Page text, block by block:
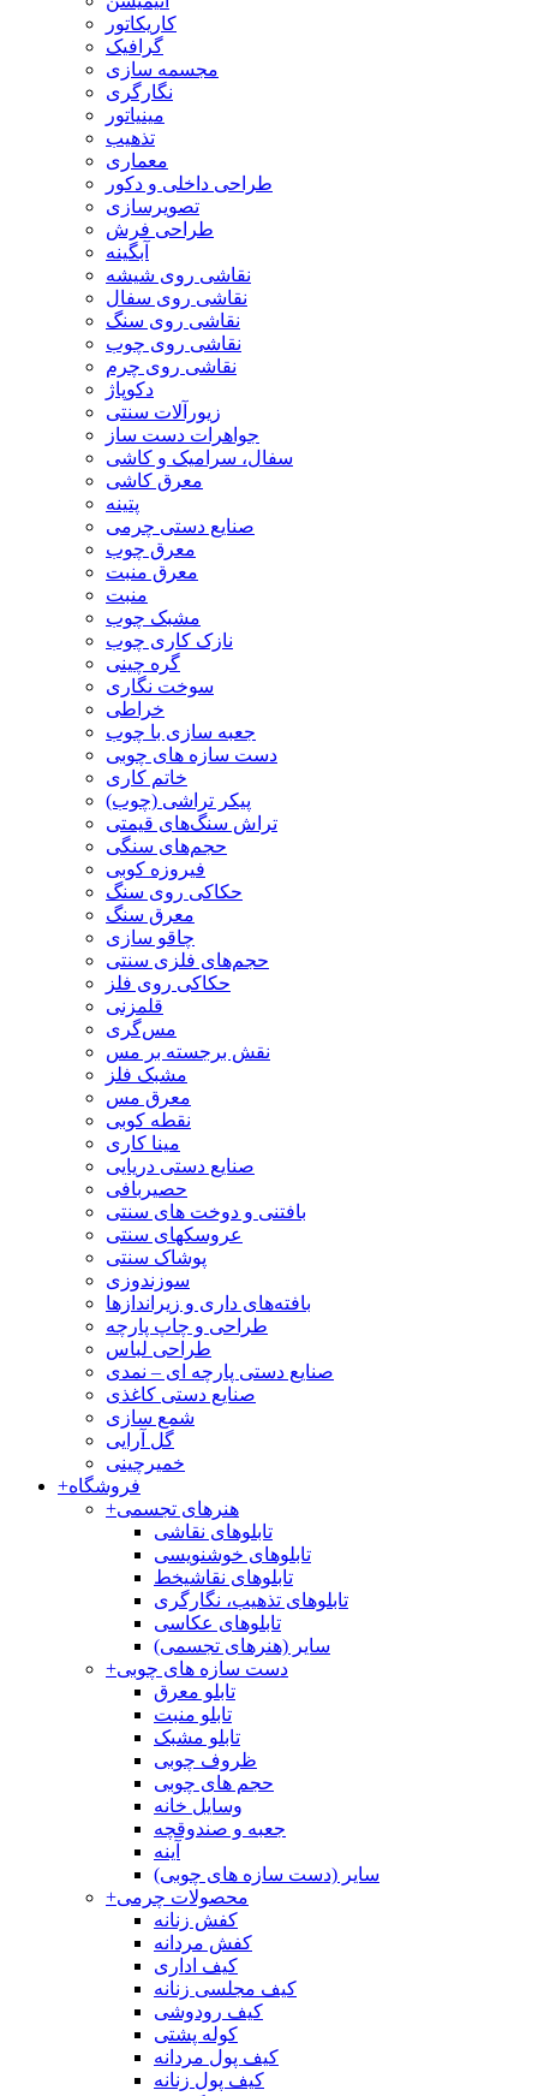
کاریکاتور
گرافیک
مجسمه سازی
نگارگری
مینیاتور
تذهیب
معماری
طراحی داخلی و دکور
تصویرسازی
طراحی فرش
آبگینه
نقاشی روی شیشه
نقاشی روی سفال
نقاشی روی سنگ
نقاشی روی چوب
نقاشی روی چرم
دکوپاژ
زیورآلات سنتی
جواهرات دست ساز
سفال، سرامیک و کاشی
معرق کاشی
پتینه
صنایع دستی چرمی
معرق چوب
معرق منبت
منبت
مشبک چوب
نازک کاری چوب
گره چینی
سوخت نگاری
خراطی
جعبه سازی با چوب
دست سازه های چوبی
خاتم کاری
پیکر تراشی (چوب)
تراش سنگ‌های قیمتی
حجم‌های سنگی
فیروزه کوبی
حکاکی روی سنگ
معرق سنگ
چاقو سازی
حجم‌های فلزی سنتی
حکاکی روی فلز
قلمزنی
مس‌گری
نقش برجسته بر مس
مشبک فلز
معرق مس
نقطه کوبی
مینا کاری
صنایع دستی دریایی
حصیربافی
بافتنی‌ و دوخت های سنتی
عروسکهای سنتی
پوشاک سنتی
سوزندوزی
بافته‌های داری و زیراندازها
طراحی و چاپ پارچه
طراحی لباس
صنایع دستی پارچه ای – نمدی
صنایع دستی کاغذی
شمع سازی
گل آرایی
خمیرچینی
+فروشگاه
+هنرهای تجسمی
تابلوهای نقاشی
تابلوهای خوشنویسی
تابلوهای نقاشیخط
تابلوهای تذهیب، نگارگری
تابلوهای عکاسی
سایر (هنرهای تجسمی)
+دست سازه های چوبی
تابلو معرق
تابلو منبت
تابلو مشبک
ظروف چوبی
حجم های چوبی
وسایل خانه
جعبه و صندوقچه
آینه
سایر (دست سازه های چوبی)
+محصولات چرمی
کفش زنانه
کفش مردانه
کیف اداری
کیف مجلسی زنانه
کیف رودوشی
کوله پشتی
کیف پول مردانه
کیف پول زنانه